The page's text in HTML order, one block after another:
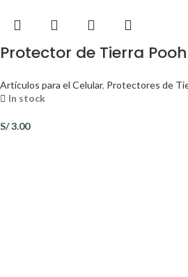
Protector de Tierra Pooh
Artículos para el Celular, Protectores de
In stock
S/3.00